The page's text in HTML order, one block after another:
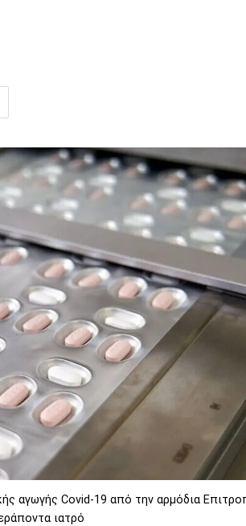
αγωγής Covid-19 από την αρμόδια
ιατρό